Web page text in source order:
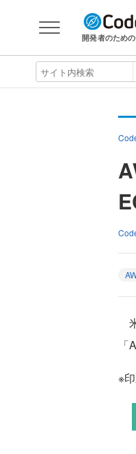
開発者のため
※